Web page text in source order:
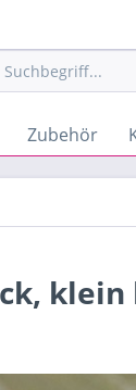
Zubehör